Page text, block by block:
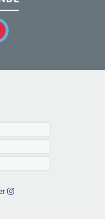
Kleinblittersdorf bei
Freibad Kleinblittersdorf